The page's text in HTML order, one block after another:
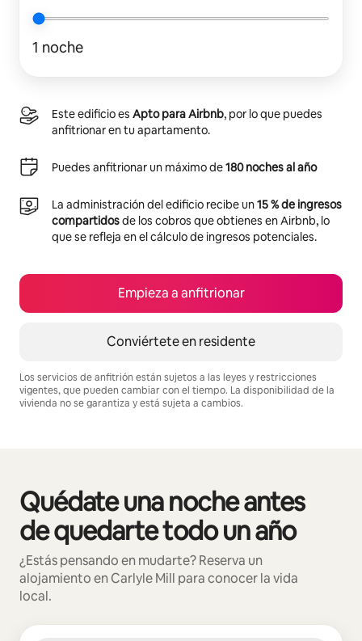
1 noche
Este edificio es Apto para Airbnb, por lo que puedes
anfitrionar en tu apartamento.
Puedes anfitrionar un máximo de180 noches al año
La administración del edificio recibe un15 % de ingresos
compartidosde los cobros que obtienes en Airbnb, lo
que se refleja en el cálculo de ingresos potenciales.
Empieza a anfitrionar
Conviértete en residente
Los servicios de anfitrión están sujetos a las leyes y restricciones
vigentes, que pueden cambiar con el tiempo. La disponibilidad de la
vivienda no se garantiza y está sujeta a cambios.
Quédate una noche antes
de quedarte todo un año
¿Estás pensando en mudarte? Reserva un
alojamiento en Carlyle Mill para conocer la vida
local.
Se muestran0 de 0 elementos